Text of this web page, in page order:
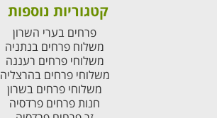
קטגוריות נוספות
פרחים בערי השרון
משלוח פרחים בנתניה
משלוחי פרחים רעננה
משלוחי פרחים בהרצליה
משלוחי פרחים בשרון
חנות פרחים פרדסיה